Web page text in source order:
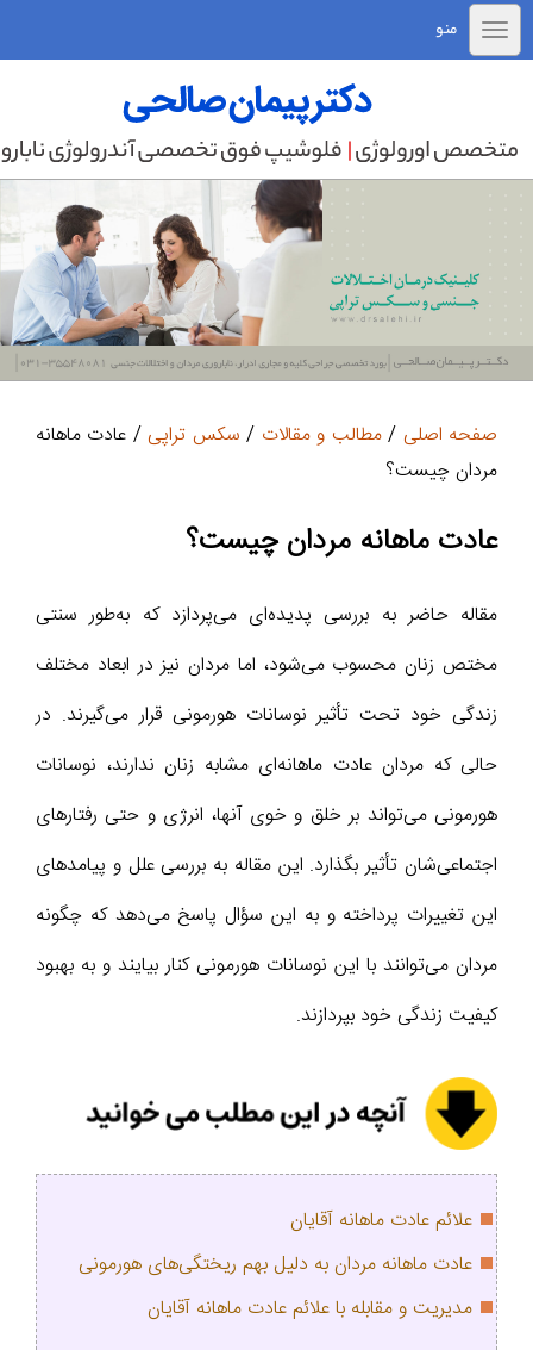
منو
صفحه اصلی /مطالب و مقالات / سکس تراپی / عادت ماهانه
مردان چیست؟
عادت ماهانه مردان چیست؟
مقاله حاضر به بررسی پدیده‌ای می‌پردازد که به‌طور سنتی
مختص زنان محسوب می‌شود، اما مردان نیز در ابعاد مختلف
زندگی خود تحت تأثیر نوسانات هورمونی قرار می‌گیرند. در
حالی که مردان عادت ماهانه‌ای مشابه زنان ندارند، نوسانات
هورمونی می‌تواند بر خلق و خوی آنها، انرژی و حتی رفتارهای
اجتماعی‌شان تأثیر بگذارد. این مقاله به بررسی علل و پیامدهای
این تغییرات پرداخته و به این سؤال پاسخ می‌دهد که چگونه
مردان می‌توانند با این نوسانات هورمونی کنار بیایند و به بهبود
کیفیت زندگی خود بپردازند.
علائم عادت ماهانه آقایان
عادت ماهانه مردان به دلیل بهم ریختگی‌های هورمونی
مدیریت و مقابله با علائم عادت ماهانه آقایان